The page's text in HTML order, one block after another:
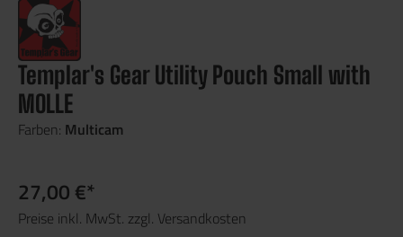
Templar's Gear Utility Pouch Small with
MOLLE
Farben: Multicam
27,00 €*
Preise inkl. MwSt. zzgl. Versandkosten